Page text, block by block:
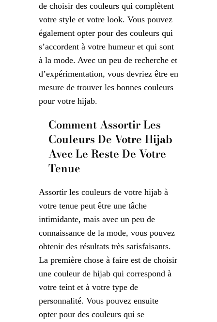
de choisir des couleurs qui complètent
votre style et votre look. Vous pouvez
également opter pour des couleurs qui
s’accordent à votre humeur et qui sont
à la mode. Avec un peu de recherche et
d’expérimentation, vous devriez être en
mesure de trouver les bonnes couleurs
pour votre hijab.
Comment Assortir Les
Couleurs De Votre Hijab
Avec Le Reste De Votre
Tenue
Assortir les couleurs de votre hijab à
votre tenue peut être une tâche
intimidante, mais avec un peu de
connaissance de la mode, vous pouvez
obtenir des résultats très satisfaisants.
La première chose à faire est de choisir
une couleur de hijab qui correspond à
votre teint et à votre type de
personnalité. Vous pouvez ensuite
opter pour des couleurs qui se